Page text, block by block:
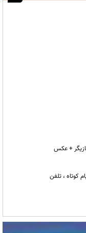
+ عکس
کوتاه ، تلفن